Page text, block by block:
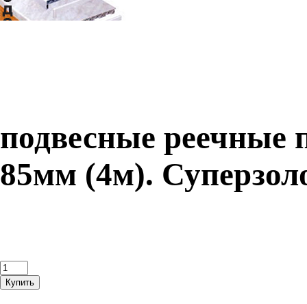
подвесные реечные
85мм (4м).